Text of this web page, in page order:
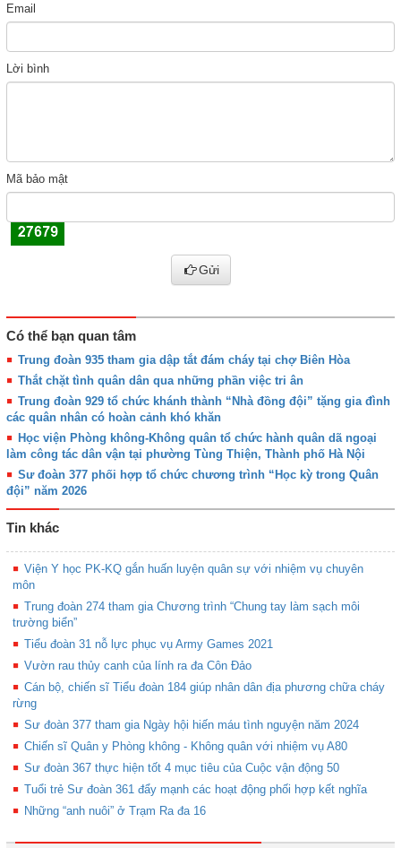
Email
Lời bình
Mã bảo mật
Gửi
Có thể bạn quan tâm
Trung đoàn 935 tham gia dập tắt đám cháy tại chợ Biên Hòa
Thắt chặt tình quân dân qua những phần việc tri ân
Trung đoàn 929 tổ chức khánh thành “Nhà đồng đội” tặng gia đình
các quân nhân có hoàn cảnh khó khăn
Học viện Phòng không-Không quân tổ chức hành quân dã ngoại
làm công tác dân vận tại phường Tùng Thiện, Thành phố Hà Nội
Sư đoàn 377 phối hợp tổ chức chương trình “Học kỳ trong Quân
đội” năm 2026
Tin khác
Viện Y học PK-KQ gắn huấn luyện quân sự với nhiệm vụ chuyên
môn
Trung đoàn 274 tham gia Chương trình “Chung tay làm sạch môi
trường biển”
Tiểu đoàn 31 nỗ lực phục vụ Army Games 2021
Vườn rau thủy canh của lính ra đa Côn Đảo
Cán bộ, chiến sĩ Tiểu đoàn 184 giúp nhân dân địa phương chữa cháy
rừng
Sư đoàn 377 tham gia Ngày hội hiến máu tình nguyện năm 2024
Chiến sĩ Quân y Phòng không - Không quân với nhiệm vụ A80
Sư đoàn 367 thực hiện tốt 4 mục tiêu của Cuộc vận động 50
Tuổi trẻ Sư đoàn 361 đẩy mạnh các hoạt động phối hợp kết nghĩa
Những “anh nuôi” ở Trạm Ra đa 16